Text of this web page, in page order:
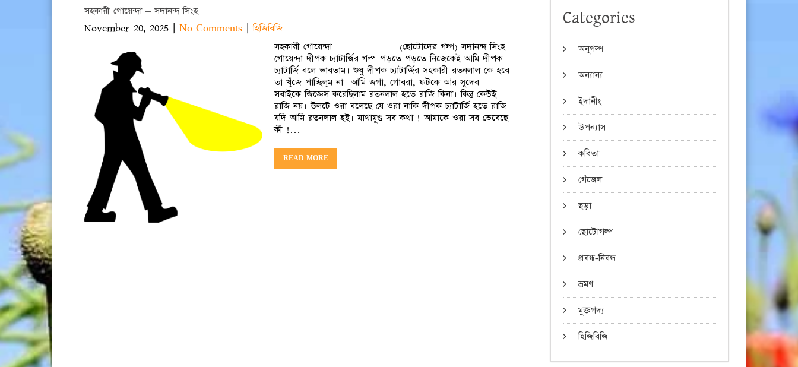
সহকারী গোয়েন্দা – সদানন্দ সিংহ
November 20, 2025 | No Comments |হিজিবিজি
সহকারী গোয়েন্দা (ছোটোদের গল্প) সদানন্দ সিংহ
গোয়েন্দা দীপক চ্যাটার্জির গল্প পড়তে পড়তে নিজেকেই আমি দীপক
চ্যাটার্জি বলে ভাবতাম। শুধু দীপক চ্যাটার্জির সহকারী রতনলাল কে হবে
তা খুঁজে পাচ্ছিলুম না। আমি জগা, গোবরা, ফটকে আর সুদেব —
সবাইকে জিজ্ঞেস করেছিলাম রতনলাল হতে রাজি কিনা। কিন্তু কেউই
রাজি নয়। উলটে ওরা বলেছে যে ওরা নাকি দীপক চ্যাটার্জি হতে রাজি
যদি আমি রতনলাল হই। মাথামুণ্ড সব কথা ! আমাকে ওরা সব ভেবেছে
কী !…
READ MORE
Categories
অনুগল্প
অন্যান্য
ইদানীং
উপন্যাস
কবিতা
গেঁজেল
ছড়া
ছোটোগল্প
প্রবন্ধ-নিবন্ধ
ভ্রমণ
মুক্তগদ্য
হিজিবিজি